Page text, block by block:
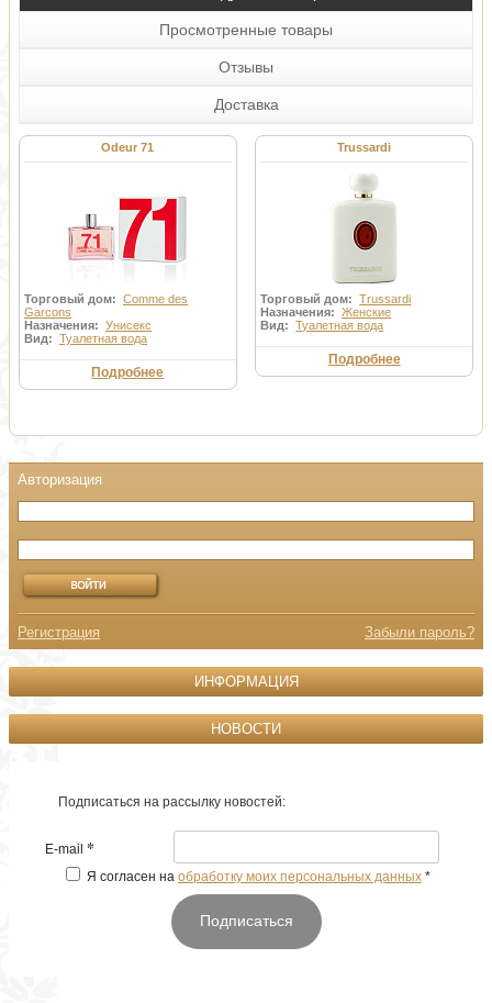
Просмотренные товары
Отзывы
Доставка
Odeur 71
Торговый дом: Comme des
Garcons
Назначения: Унисекс
Вид: Туалетная вода
Подробнее
Trussardi
Торговый дом:Trussardi
Назначения:Женские
Вид:Туалетная вода
Подробнее
Регистрация Забыли пароль?
ИНФОРМАЦИЯ
НОВОСТИ
Подписаться на рассылку новостей:
E-mail *
Я согласен на обработку моих персональных данных *
Подписаться